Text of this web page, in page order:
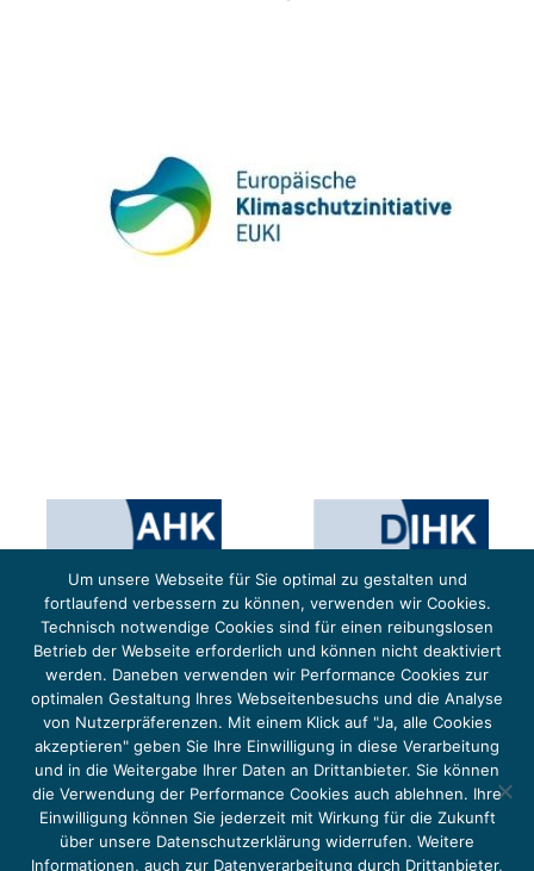
Das Projekt YOUNG ENERGY EUROPE wird gefördert durch die Europäische Klimaschutzinitiative (EUKI).
Die EUKI ist ein Förderinstrument des deutschen Bundesministeriums für Umwelt, Klimaschutz,
Naturschutz und nukleare Sicherheit (BMUKN). Übergeordnetes Ziel der EUKI ist eine Intensivierung des
grenzüberschreitenden Dialogs sowie des Wissens- und Erfahrungsaustauschs in der Europäischen Union,
um gemeinsam die Umsetzung des Paris Abkommens voranzutreiben.
Um unsere Webseite für Sie optimal zu gestalten und
fortlaufend verbessern zu können, verwenden wir Cookies.
Technisch notwendige Cookies sind für einen reibungslosen
Betrieb der Webseite erforderlich und können nicht deaktiviert
werden. Daneben verwenden wir Performance Cookies zur
optimalen Gestaltung Ihres Webseitenbesuchs und die Analyse
von Nutzerpräferenzen. Mit einem Klick auf "Ja, alle Cookies
akzeptieren" geben Sie Ihre Einwilligung in diese Verarbeitung
und in die Weitergabe Ihrer Daten an Drittanbieter. Sie können
die Verwendung der Performance Cookies auch ablehnen. Ihre
Einwilligung können Sie jederzeit mit Wirkung für die Zukunft
über unsere Datenschutzerklärung widerrufen. Weitere
Informationen, auch zur Datenverarbeitung durch Drittanbieter,